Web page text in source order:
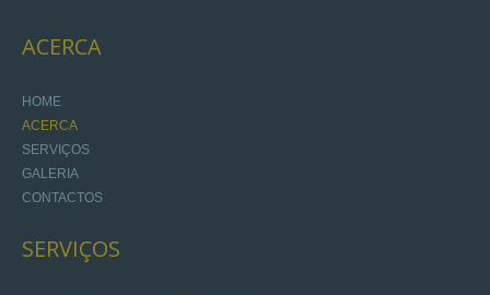
ACERCA
HOME
ACERCA
SERVIÇOS
GALERIA
CONTACTOS
SERVIÇOS